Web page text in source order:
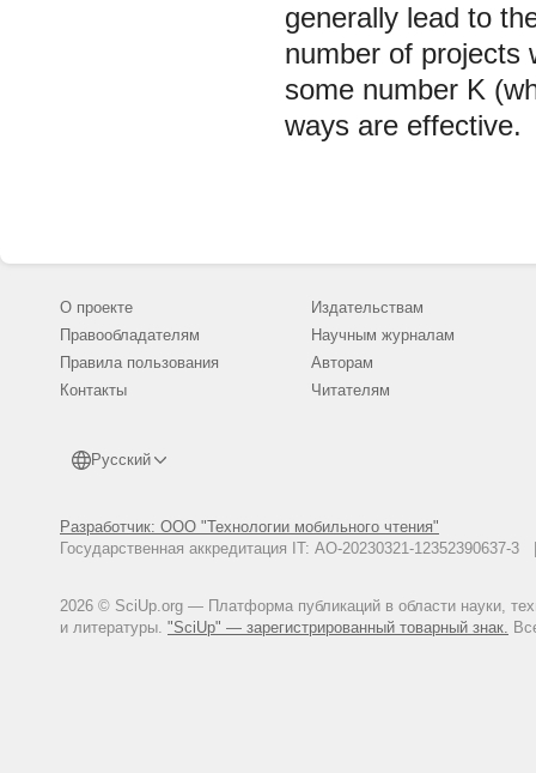
generally lead to
number of projects
some number K
ways are effective.
О проекте
Правообладателям
Правила пользования
Контакты
Русский
Разработчик: ООО "Технологии мобильного чтения"
Государственная аккредитация IT: АО-20230321-
2026 © SciUp.org — Платформа публикаций в области науки,
и литературы. "SciUp" — зарегистрированный товарный знак.
Издательствам
Научным журналам
Авторам
Читателям